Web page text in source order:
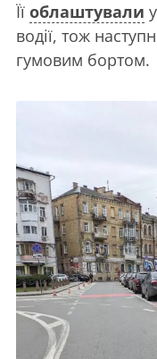
Її облаштували
водії, тож
гумовим бортом.